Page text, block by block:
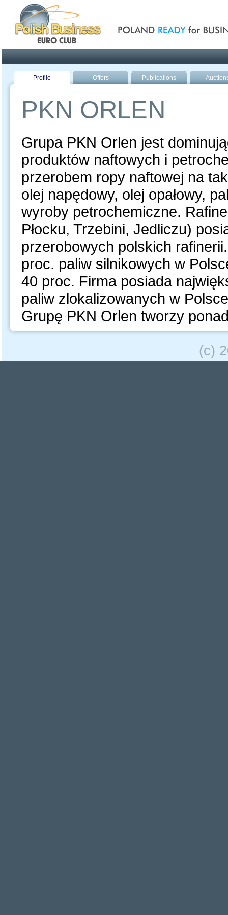
Profile Offers Publications
PKN ORLEN
Grupa PKN Orlen jest
produktów naftowych i
przerobem ropy naftowej na
olej napędowy, olej opałowy,
wyroby petrochemiczne.
Płocku, Trzebini, Jedliczu)
przerobowych polskich
proc. paliw silnikowych w
40 proc. Firma posiada
paliw zlokalizowanych w
Grupę PKN Orlen tworzy
(c)